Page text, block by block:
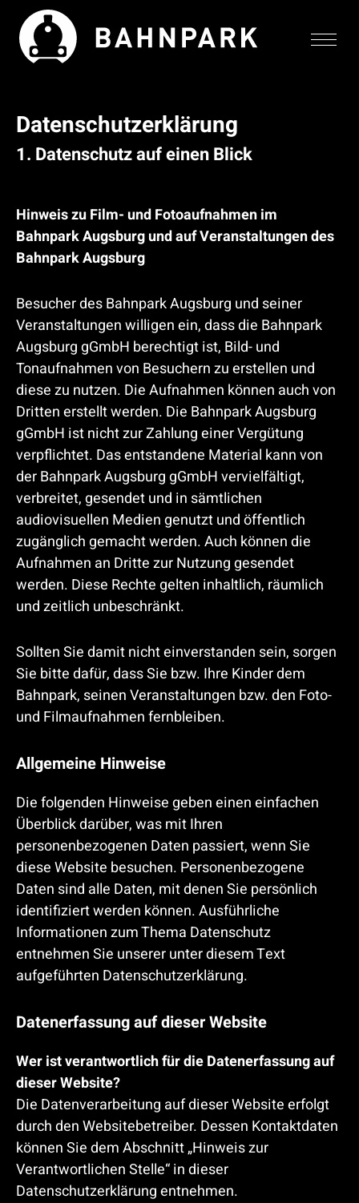
Zum
Seiteninhalt
Zum
Menü
Zur
Website-
Suche
Datenschutzerklärung
1. Datenschutz auf einen Blick
Hinweis zu Film- und Fotoaufnahmen im
Bahnpark Augsburg und auf Veranstaltungen des
Bahnpark Augsburg
Besucher des Bahnpark Augsburg und seiner
Veranstaltungen willigen ein, dass die Bahnpark
Augsburg gGmbH berechtigt ist, Bild- und
Tonaufnahmen von Besuchern zu erstellen und
diese zu nutzen. Die Aufnahmen können auch von
Dritten erstellt werden. Die Bahnpark Augsburg
gGmbH ist nicht zur Zahlung einer Vergütung
verpflichtet. Das entstandene Material kann von
der Bahnpark Augsburg gGmbH vervielfältigt,
verbreitet, gesendet und in sämtlichen
audiovisuellen Medien genutzt und öffentlich
zugänglich gemacht werden. Auch können die
Aufnahmen an Dritte zur Nutzung gesendet
werden. Diese Rechte gelten inhaltlich, räumlich
und zeitlich unbeschränkt.
Sollten Sie damit nicht einverstanden sein, sorgen
Sie bitte dafür, dass Sie bzw. Ihre Kinder dem
Bahnpark, seinen Veranstaltungen bzw. den Foto-
und Filmaufnahmen fernbleiben.
Allgemeine Hinweise
Die folgenden Hinweise geben einen einfachen
Überblick darüber, was mit Ihren
personenbezogenen Daten passiert, wenn Sie
diese Website besuchen. Personenbezogene
Daten sind alle Daten, mit denen Sie persönlich
identifiziert werden können. Ausführliche
Informationen zum Thema Datenschutz
entnehmen Sie unserer unter diesem Text
aufgeführten Datenschutzerklärung.
Datenerfassung auf dieser Website
Wer ist verantwortlich für die Datenerfassung auf
dieser Website?
Die Datenverarbeitung auf dieser Website erfolgt
durch den Websitebetreiber. Dessen Kontaktdaten
können Sie dem Abschnitt „Hinweis zur
Verantwortlichen Stelle“ in dieser
Datenschutzerklärung entnehmen.